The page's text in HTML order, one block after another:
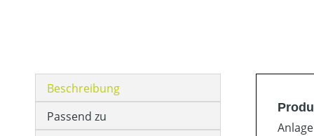
Beschreibung
Passend zu